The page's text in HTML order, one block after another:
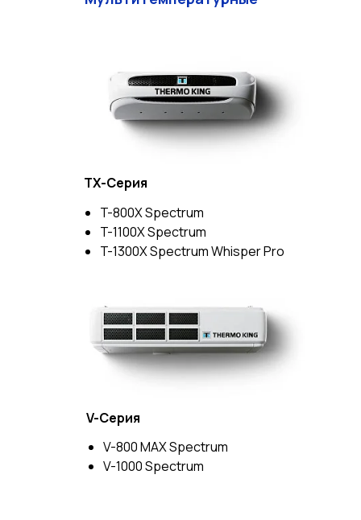
V-Серия
TX-Серия
T-800X Spectrum
T-1100X Spectrum
T-1300X Spectrum Whisper Pro
V-800 MAX Spectrum
V-1000 Spectrum